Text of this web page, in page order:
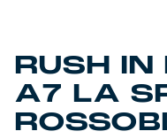
RUSH IN
A7 LA